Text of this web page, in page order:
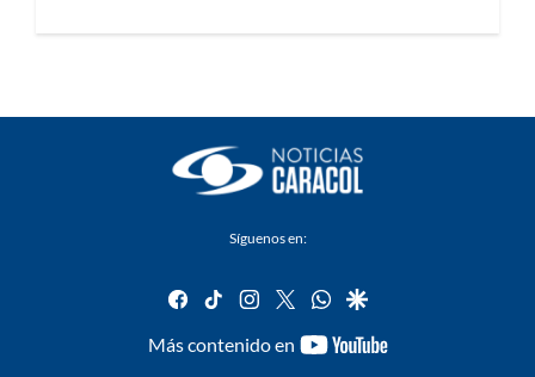
Síguenos en:
facebook
tiktok instagram
twitterwhatsapp
google
Más contenido en
youtube-